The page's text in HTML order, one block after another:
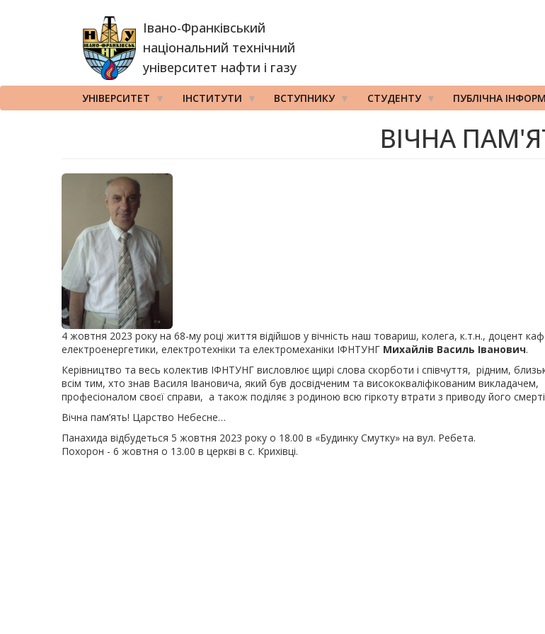
Івано-Франківський
національний технічний
університет нафти і газу
УНІВЕРСИТЕТ ІНСТИТУТИ ВСТУПНИКУ СТУДЕНТУ ПУБЛІЧНА
ВІЧНА
4 жовтня 2023 року на 68-му році життя відійшов у вічність наш товариш, колега, к.т.н., доцент
електроенергетики, електротехніки та електромеханіки ІФНТУНГ Михайлів Василь Іванович.
Керівництво та весь колектив ІФНТУНГ висловлює щирі слова скорботи і співчуття, рідним,
всім тим, хто знав Василя Івановича, який був досвідченим та висококваліфікованим викладачем,
професіоналом своєї справи, а також поділяє з родиною всю гіркоту втрати з приводу його
Вічна пам’ять! Царство Небесне…
Панахида відбудеться 5 жовтня 2023 року о 18.00 в «Будинку Смутку» на вул. Ребета.
Похорон - 6 жовтня о 13.00 в церкві в с. Крихівці.